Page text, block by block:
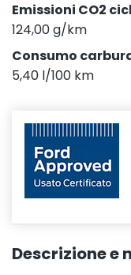
Emissioni CO2
124,00 g/km
Consumo
5,40 l/100 km
Descrizione e